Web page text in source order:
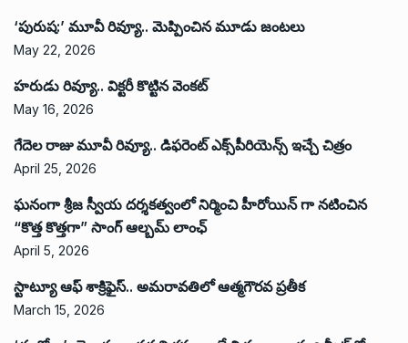
‘పురుష:’ మూవీ రివ్యూ.. మెప్పించిన మూడు జంటలు
May 22, 2026
హరుడు రివ్యూ.. విక్టరీ కొట్టిన వెంకట్
May 16, 2026
గేదెల రాజు మూవీ రివ్యూ.. డిఫరెంట్ ఎక్స్‌పీరియెన్స్ ఇచ్చే చిత్రం
April 25, 2026
ఘనంగా శ్రీజ స్వీయ దర్శకత్వంలో నిర్మించి హీరోయిన్ గా నటించిన
“కొత్త కొత్తగా” సాంగ్ ఆల్బమ్ లాంఛ్
April 5, 2026
స్టాట్యూ ఆఫ్ శాక్రిఫైస్.. అమరావతిలో ఆత్మగౌరవ ప్రతీక
March 15, 2026